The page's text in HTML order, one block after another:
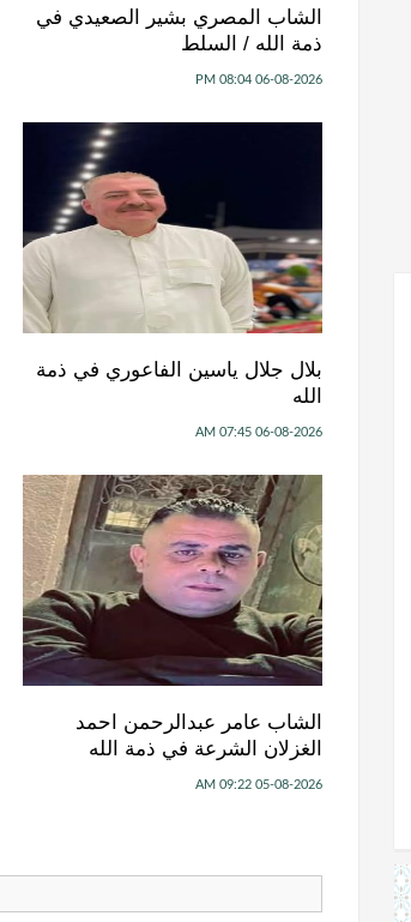
الشاب المصري بشير الصعيدي في
ذمة الله / السلط
06-08-2026 08:04 PM
بلال جلال ياسين الفاعوري في ذمة
الله
06-08-2026 07:45 AM
الشاب عامر عبدالرحمن احمد
الغزلان الشرعة في ذمة الله
05-08-2026 09:22 AM